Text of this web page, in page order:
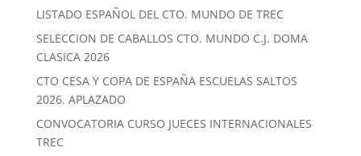
LISTADO ESPAÑOL DEL CTO. MUNDO DE TREC
SELECCION DE CABALLOS CTO. MUNDO C.J. DOMA
CLASICA 2026
CTO CESA Y COPA DE ESPAÑA ESCUELAS SALTOS
2026. APLAZADO
CONVOCATORIA CURSO JUECES INTERNACIONALES
TREC